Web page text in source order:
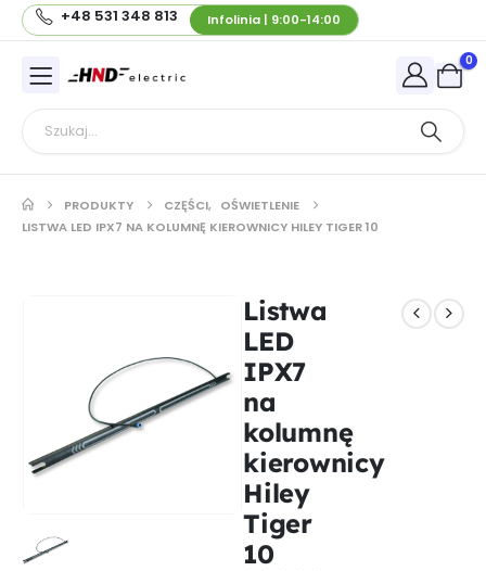
+48 531 348 813 Infolinia | 9:00-14:00
0
PRODUKTY CZĘŚCI, OŚWIETLENIE
LISTWA LED IPX7 NA KOLUMNĘ KIEROWNICY HILEY TIGER 10
Listwa
LED
IPX7
na
kolumnę
kierownicy
Hiley
Tiger
10